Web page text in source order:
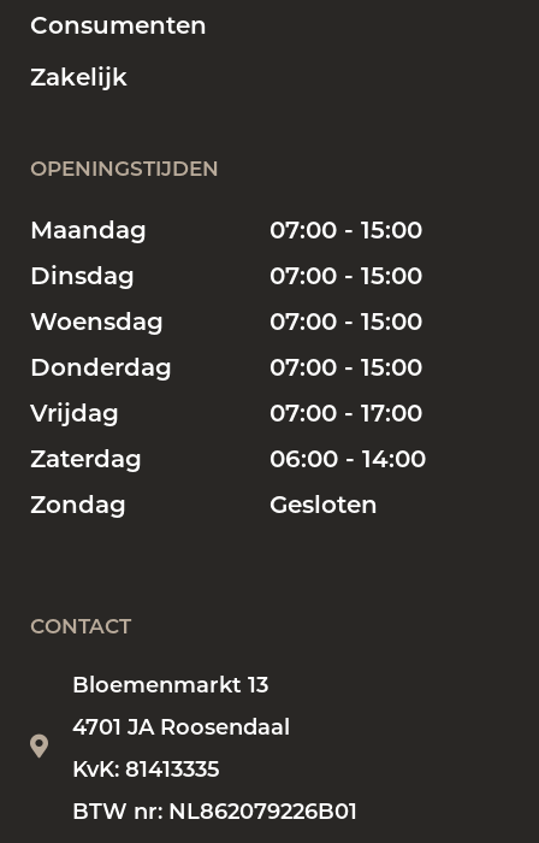
Consumenten
Zakelijk
OPENINGSTIJDEN
Maandag
07:00 - 15:00
Dinsdag
07:00 - 15:00
Woensdag
07:00 - 15:00
Donderdag
07:00 - 15:00
Vrijdag
07:00 - 17:00
Zaterdag
06:00 - 14:00
Zondag
Gesloten
CONTACT
Bloemenmarkt 13
4701 JA Roosendaal
KvK: 81413335
BTW nr: NL862079226B01